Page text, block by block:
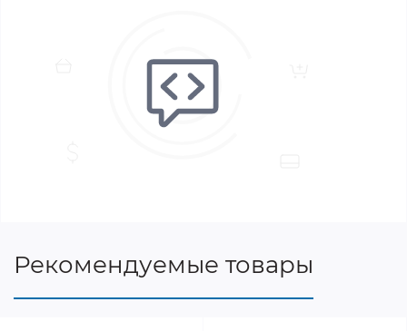
Рекомендуемые товары